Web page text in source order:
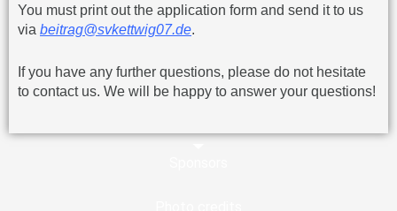
You must print out the application form and send it to us
via beitrag@svkettwig07.de.
If you have any further questions, please do not hesitate
to contact us. We will be happy to answer your questions!